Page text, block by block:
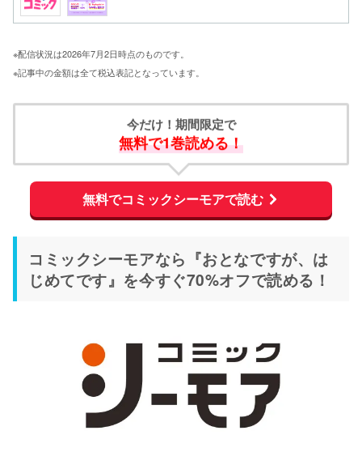
※配信状況は2026年7月2日時点のものです。
※記事中の金額は全て税込表記となっています。
今だけ！期間限定で
無料で1巻読める！
無料でコミックシーモアで読む
コミックシーモアなら『おとなですが、は
じめてです』を今すぐ70%オフで読める！